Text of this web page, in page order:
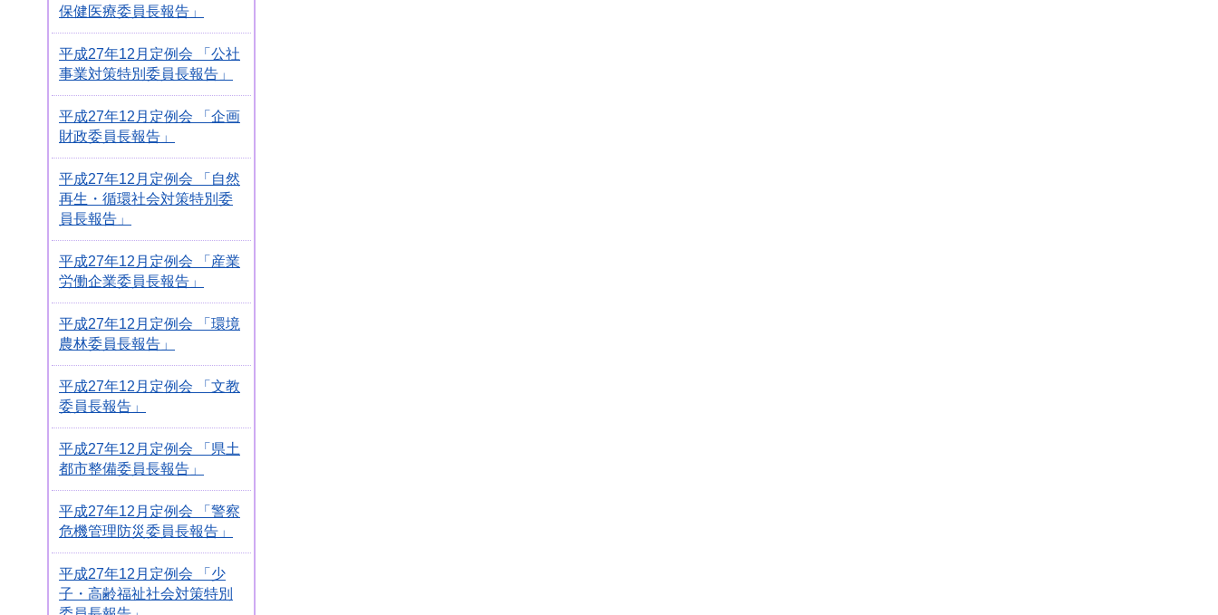
保健医療委員長報告」
平成27年12月定例会 「公社
事業対策特別委員長報告」
平成27年12月定例会 「企画
財政委員長報告」
平成27年12月定例会 「自然
再生・循環社会対策特別委
員長報告」
平成27年12月定例会 「産業
労働企業委員長報告」
平成27年12月定例会 「環境
農林委員長報告」
平成27年12月定例会 「文教
委員長報告」
平成27年12月定例会 「県土
都市整備委員長報告」
平成27年12月定例会 「警察
危機管理防災委員長報告」
平成27年12月定例会 「少
子・高齢福祉社会対策特別